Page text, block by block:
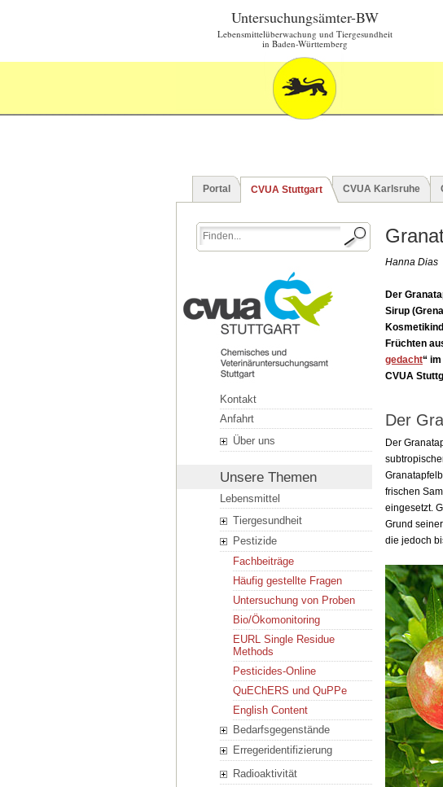
Untersuchungsämter-BW
Lebensmittelüberwachung und Tiergesundheit
in Baden-Württemberg
Portal CVUA Stuttgart CVUA Karlsruhe
Kontakt
Anfahrt
Über uns
Unsere Themen
Lebensmittel
Tiergesundheit
Pestizide
Fachbeiträge
Häufig gestellte Fragen
Untersuchung von Proben
Bio/Ökomonitoring
EURL Single Residue
Methods
Pesticides-Online
QuEChERS und QuPPe
English Content
Bedarfsgegenstände
Erregeridentifizierung
Radioaktivität
Hanna Dias
Der
Sirup
Früchten
gedacht“
CVUA
Der
Der
frischen
eingesetzt.
Grund
die jedoch